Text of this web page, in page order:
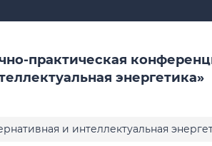
практическая
энергетика»
и интеллектуальная